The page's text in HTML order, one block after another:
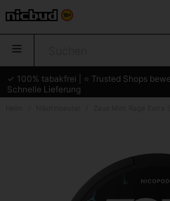
✓ 100% tabakfrei | ⭐ Trusted Shops
Schnelle Lieferung